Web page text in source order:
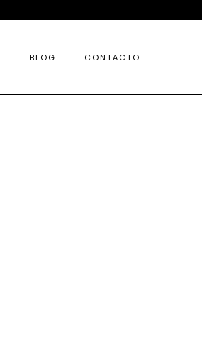
BLOG CONTACTO